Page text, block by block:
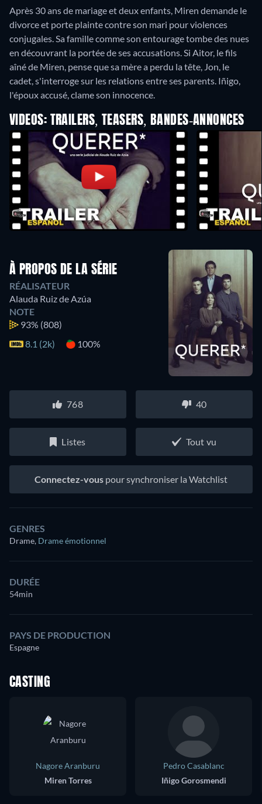
Après 30 ans de mariage et deux enfants, Miren demande le
divorce et porte plainte contre son mari pour violences
conjugales. Sa famille comme son entourage tombe des nues
en découvrant la portée de ses accusations. Si Aitor, le fils
aîné de Miren, pense que sa mère a perdu la tête, Jon, le
cadet, s'interroge sur les relations entre ses parents. Iñigo,
l'époux accusé, clame son innocence.
VIDEOS: TRAILERS, TEASERS, BANDES-ANNONCES
À PROPOS DE LA SÉRIE
RÉALISATEUR
Alauda Ruiz de Azúa
NOTE
93% (808)
8.1 (2k)
100%
768 40
Listes Tout vu
Connectez-vous pour synchroniser la Watchlist
GENRES
Drame, Drame émotionnel
DURÉE
54min
PAYS DE PRODUCTION
Espagne
CASTING
Nagore Aranburu
Miren Torres
Pedro Casablanc
Iñigo Gorosmendi